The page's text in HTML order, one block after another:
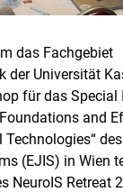
das Fachgebiet
Universität
für das Special
and
(EJIS) in Wien
NeuroIS Retreat